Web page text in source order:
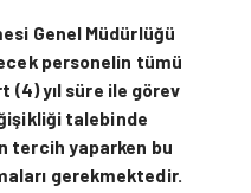
Genel Müdürlüğü
personelin tümü
(4) yıl süre ile görev
talebinde
tercih yaparken bu
gerekmektedir.